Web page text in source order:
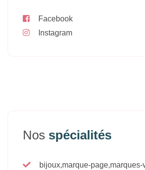
Facebook
Instagram
Nos spécialités
bijoux,marque-page,marques-